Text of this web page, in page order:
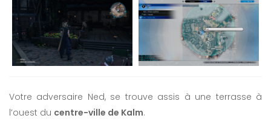
Votre adversaire Ned, se trouve assis à une terrasse à
l’ouest du centre-ville de Kalm.